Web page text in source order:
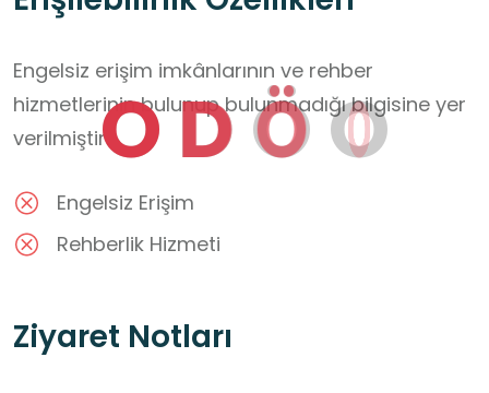
ODÖO
Engelsiz erişim imkânlarının ve rehber
hizmetlerinin bulunup bulunmadığı bilgisine yer
verilmiştir.
Engelsiz Erişim
Rehberlik Hizmeti
Ziyaret Notları